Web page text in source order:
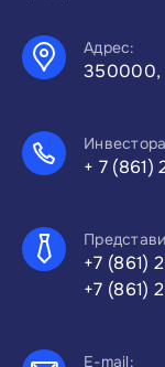
Адрес:
350000,
+ 7 (861)
+7 (861)
+7 (861)
E-mail: